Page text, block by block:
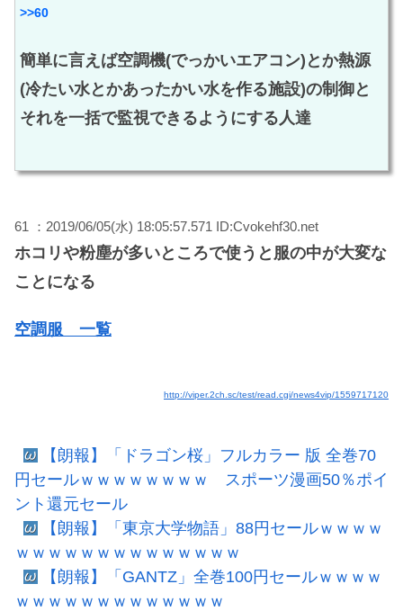
>>60
簡単に言えば空調機(でっかいエアコン)とか熱源
(冷たい水とかあったかい水を作る施設)の制御と
それを一括で監視できるようにする人達
61 ：2019/06/05(水) 18:05:57.571 ID:Cvokehf30.net
ホコリや粉塵が多いところで使うと服の中が大変な
ことになる
空調服 一覧
http://viper.2ch.sc/test/read.cgi/news4vip/1559717120
【朗報】「ドラゴン桜」フルカラー 版 全巻70
円セールｗｗｗｗｗｗｗｗ スポーツ漫画50％ポイ
ント還元セール
【朗報】「東京大学物語」88円セールｗｗｗｗ
ｗｗｗｗｗｗｗｗｗｗｗｗｗｗ
【朗報】「GANTZ」全巻100円セールｗｗｗｗ
ｗｗｗｗｗｗｗｗｗｗｗｗｗ